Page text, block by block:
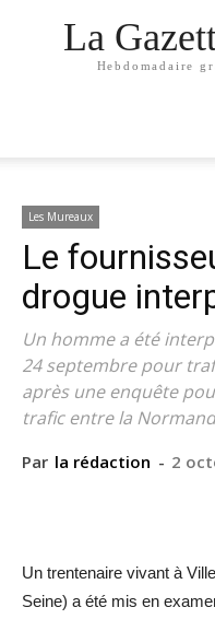
La
Hebdomadaire
Les Mureaux
Le
drogue
Un homme a été
24 septembre pour
après une enquête
trafic entre la
Par la rédaction - 2
Un trentenaire vivant à
Seine) a été mis en